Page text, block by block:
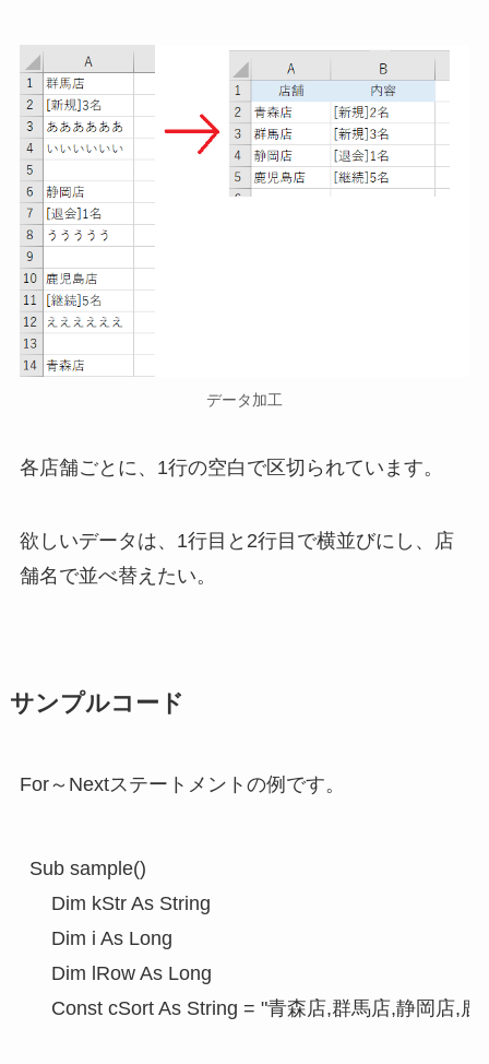
データ加工
各店舗ごとに、1行の空白で区切られています。
欲しいデータは、1行目と2行目で横並びにし、店
舗名で並べ替えたい。
サンプルコード
For～Nextステートメントの例です。
Sub sample()
    Dim kStr As String
    Dim i As Long
    Dim lRow As Long
Const cSort As String = "青森店,群馬店,静岡店,